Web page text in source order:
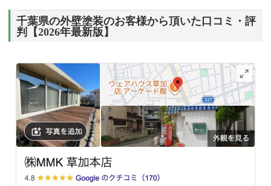
千葉県の外壁塗装のお客様から頂いた口コミ・評
判【2026年最新版】